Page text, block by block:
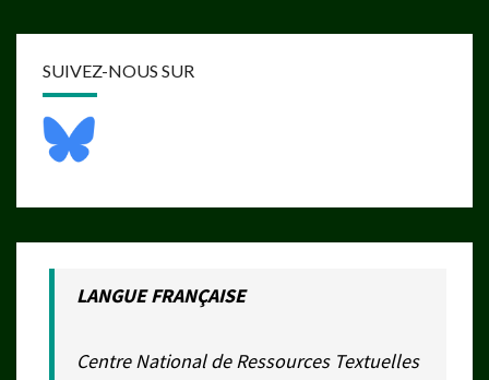
SUIVEZ-NOUS SUR
LANGUE FRANÇAISE
Centre National de Ressources Textuelles